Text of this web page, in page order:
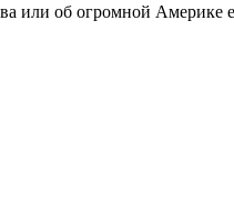
об огромной Америке